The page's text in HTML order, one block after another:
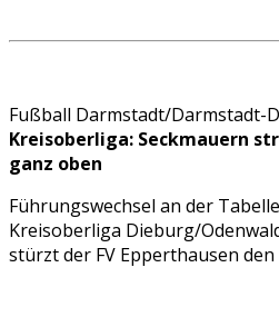
Fußball Darmstadt/Darmstadt-
Kreisoberliga: Seckmauern
ganz oben
Führungswechsel an der
Kreisoberliga Dieburg/
stürzt der FV Epperthausen den